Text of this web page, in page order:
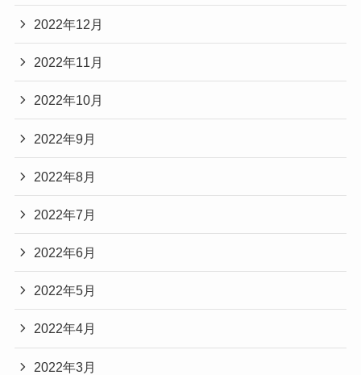
2022年12月
2022年11月
2022年10月
2022年9月
2022年8月
2022年7月
2022年6月
2022年5月
2022年4月
2022年3月